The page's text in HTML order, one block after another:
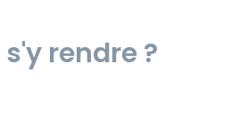
rendre ?